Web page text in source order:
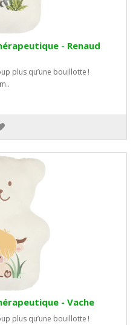
- Renaud
plus qu’une bouillotte !
- Vache
plus qu’une bouillotte !